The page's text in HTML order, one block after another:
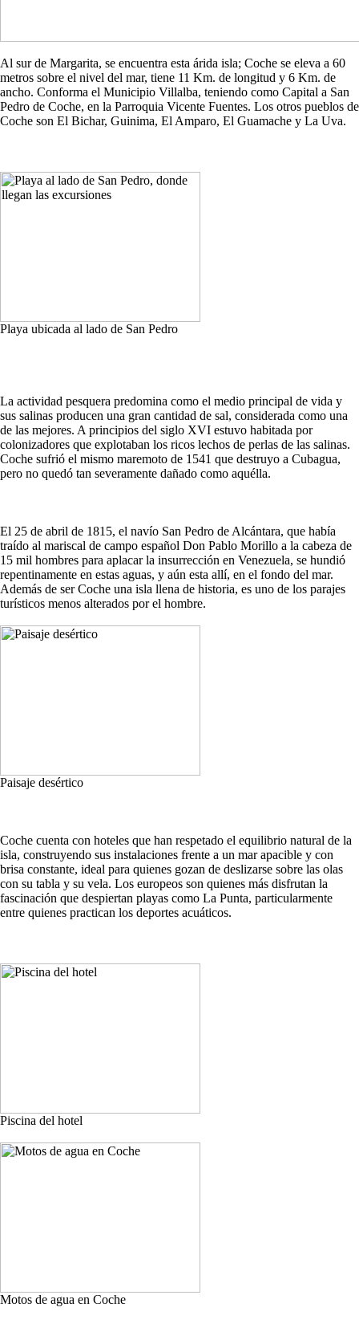
Al sur de Margarita, se encuentra esta árida isla; Coche se eleva a 60
metros sobre el nivel del mar, tiene 11 Km. de longitud y 6 Km. de
ancho. Conforma el Municipio Villalba, teniendo como Capital a San
Pedro de Coche, en la Parroquia Vicente Fuentes. Los otros pueblos de
Coche son El Bichar, Guinima, El Amparo, El Guamache y La Uva.
Playa ubicada al lado de San Pedro
La actividad pesquera predomina como el medio principal de vida y
sus salinas producen una gran cantidad de sal, considerada como una
de las mejores. A principios del siglo XVI estuvo habitada por
colonizadores que explotaban los ricos lechos de perlas de las salinas.
Coche sufrió el mismo maremoto de 1541 que destruyo a Cubagua,
pero no quedó tan severamente dañado como aquélla.
El 25 de abril de 1815, el navío San Pedro de Alcántara, que había
traído al mariscal de campo español Don Pablo Morillo a la cabeza de
15 mil hombres para aplacar la insurrección en Venezuela, se hundió
repentinamente en estas aguas, y aún esta allí, en el fondo del mar.
Además de ser Coche una isla llena de historia, es uno de los parajes
turísticos menos alterados por el hombre.
Paisaje desértico
Coche cuenta con hoteles que han respetado el equilibrio natural de la
isla, construyendo sus instalaciones frente a un mar apacible y con
brisa constante, ideal para quienes gozan de deslizarse sobre las olas
con su tabla y su vela. Los europeos son quienes más disfrutan la
fascinación que despiertan playas como La Punta, particularmente
entre quienes practican los deportes acuáticos.
Piscina del hotel
Motos de agua en Coche